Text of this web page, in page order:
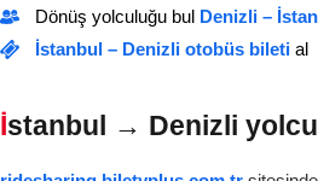
Dönüş yolculuğu bul Denizli –
İstanbul – Denizli otobüs bileti al
İstanbul → Denizli